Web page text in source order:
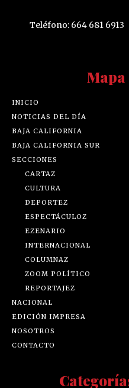
Teléfono: 664 681 6913
Mapa
INICIO
NOTICIAS DEL DÍA
BAJA CALIFORNIA
BAJA CALIFORNIA SUR
SECCIONES
CARTAZ
CULTURA
DEPORTEZ
ESPECTÁCULOZ
EZENARIO
INTERNACIONAL
COLUMNAZ
ZOOM POLÍTICO
REPORTAJEZ
NACIONAL
EDICIÓN IMPRESA
NOSOTROS
CONTACTO